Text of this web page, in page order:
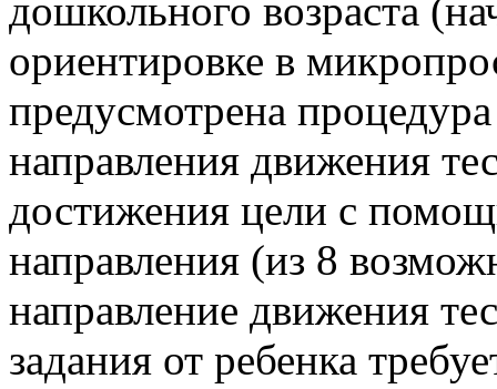
дошкольного возраста
ориентировке в
предусмотрена
направления движения
достижения цели с
направления (из 8
направление движения
задания от ребенка